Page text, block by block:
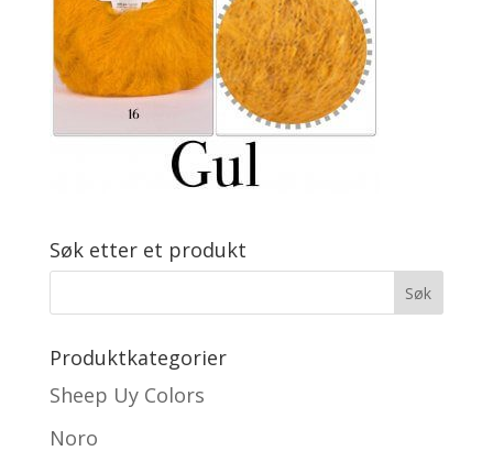
Søk etter et produkt
Produktkategorier
Sheep Uy Colors
Noro